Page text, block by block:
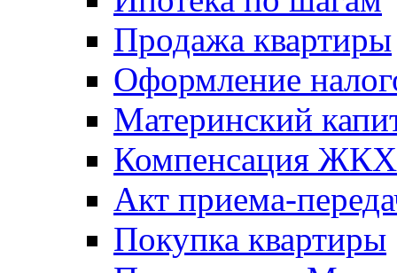
Продажа квартиры
Оформление
Материнский
Компенсация ЖКХ
Акт приема-
Покупка квартиры